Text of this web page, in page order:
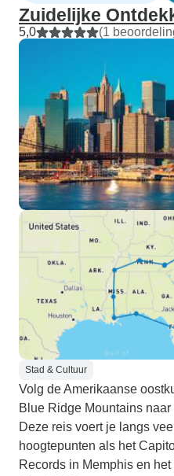
Zuidelijke
5,0 (1
Stad & Cultuur
Volg de Amerikaanse
Blue Ridge Mountains
Deze reis voert je langs
hoogtepunten als het
Records in Memphis en